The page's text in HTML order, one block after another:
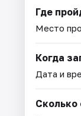
Где
Место
Когда
Дата и
Сколько